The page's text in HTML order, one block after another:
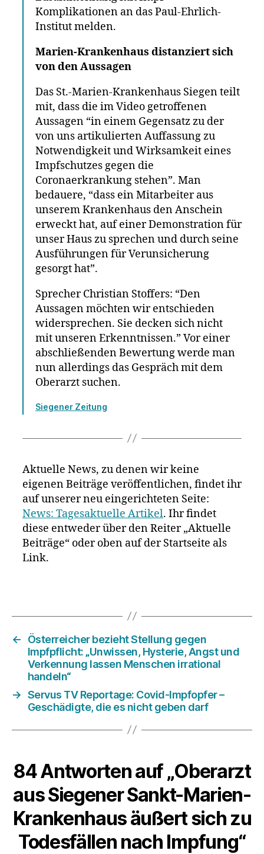
Komplikationen an das Paul-Ehrlich-
Institut melden.
Marien-Krankenhaus distanziert sich
von den Aussagen
Das St.-Marien-Krankenhaus Siegen teilt
mit, dass die im Video getroffenen
Aussagen “in einem Gegensatz zu der
von uns artikulierten Auffassung zu
Notwendigkeit und Wirksamkeit eines
Impfschutzes gegen die
Coronaerkrankung stehen”. Man
bedauere, “dass ein Mitarbeiter aus
unserem Krankenhaus den Anschein
erweckt hat, auf einer Demonstration für
unser Haus zu sprechen und durch seine
Ausführungen für Verunsicherung
gesorgt hat”.
Sprecher Christian Stoffers: “Den
Aussagen möchten wir entschieden
widersprechen. Sie decken sich nicht
mit unseren Erkenntnissen.” Vor einer
abschließenden Bewertung werde man
nun allerdings das Gespräch mit dem
Oberarzt suchen.
Siegener Zeitung
Aktuelle News, zu denen wir keine
eigenen Beiträge veröffentlichen, findet ihr
auf unserer neu eingerichteten Seite:
News: Tagesaktuelle Artikel. Ihr findet
diese entweder über den Reiter „Aktuelle
Beiträge“ oder oben auf der Startseite als
Link.
←
Österreicher bezieht Stellung gegen
Impfpflicht: „Unwissen, Hysterie, Angst und
Verkennung lassen Menschen irrational
handeln“
→ Servus TV Reportage: Covid-Impfopfer –
Geschädigte, die es nicht geben darf
84 Antworten auf „Oberarzt
aus Siegener Sankt-Marien-
Krankenhaus äußert sich zu
Todesfällen nach Impfung“